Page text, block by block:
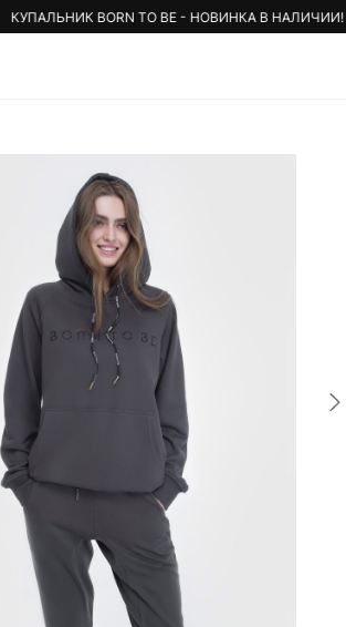
КУПАЛЬНИК BORN TO BE - НОВИНКА В НАЛИЧИИ!